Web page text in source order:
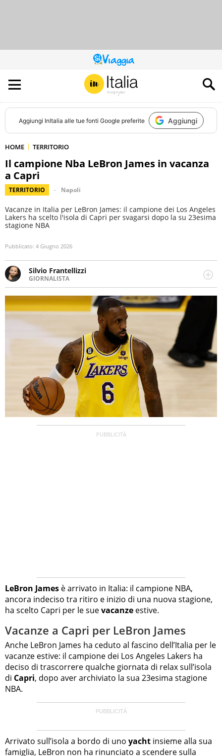
QUESTO
SITO
CONTRIBUISCE
ALL’AUDIENCE
DI
Aggiungi InItalia alle tue fonti Google preferite Aggiungi
HOME TERRITORIO
Il campione Nba LeBron James in vacanza
a Capri
TERRITORIO Napoli
Vacanze in Italia per LeBron James: il campione dei Los Angeles
Lakers ha scelto l'isola di Capri per svagarsi dopo la su 23esima
stagione NBA
Pubblicato: 4 Giugno 2026
Silvio Frantellizzi
GIORNALISTA
Giornalista pubblicista. Da oltre dieci anni si occupa di
informazione sul web, scrivendo di sport, attualità,
cronaca, motori, spettacolo e videogame.
LeBron James è arrivato in Italia: il campione NBA,
ancora indeciso tra ritiro e inizio di una nuova stagione,
ha scelto Capri per le suevacanze estive.
Vacanze a Capri per LeBron James
Anche LeBron James ha ceduto al fascino dell’Italia per le
vacanze estive: il campione dei Los Angeles Lakers ha
deciso di trascorrere qualche giornata di relax sull’isola
di Capri, dopo aver archiviato la sua 23esima stagione
NBA.
Arrivato sull’isola a bordo di uno yacht insieme alla sua
famiglia, LeBron non ha rinunciato a scendere sulla